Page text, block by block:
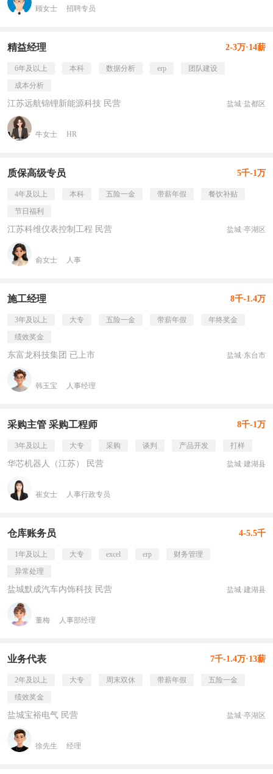
顾女士 招聘专员
精益经理 2-3万·14薪
6年及以上 本科 数据分析 erp
团队建设
成本分析
江苏远航锦锂新能源科技 民营 盐城·盐都区
牛女士 HR
质保高级专员 5千-1万
4年及以上 本科 五险一金 带薪年假
餐饮补贴
节日福利
江苏科维仪表控制工程 民营 盐城·亭湖区
俞女士 人事
施工经理 8千-1.4万
3年及以上 大专 五险一金 带薪年假
年终奖金
绩效奖金
东富龙科技集团 已上市 盐城·东台市
韩玉宝 人事经理
采购主管 采购工程师 8千-1万
3年及以上 大专 采购 谈判 产品开发 打样
华芯机器人（江苏） 民营 盐城·建湖县
崔女士 人事行政专员
仓库账务员 4-5.5千
1年及以上 大专 excel erp
财务管理
异常处理
盐城默成汽车内饰科技 民营 盐城·建湖县
董梅 人事部经理
业务代表 7千-1.4万·13薪
2年及以上 大专 周末双休 带薪年假
五险一金
绩效奖金
盐城宝裕电气 民营 盐城·亭湖区
徐先生 经理